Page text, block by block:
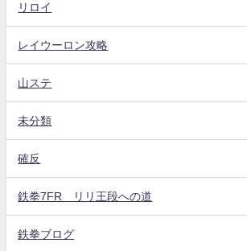
リロイ
レイウーロン攻略
山ステ
未分類
確反
鉄拳7FR リリ王段への道
鉄拳ブログ